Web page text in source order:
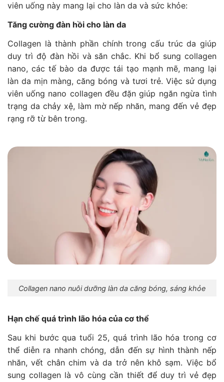
viên uống này mang lại cho làn da và sức khỏe:
Tăng cường đàn hồi cho làn da
Collagen là thành phần chính trong cấu trúc da giúp
duy trì độ đàn hồi và săn chắc. Khi bổ sung collagen
nano, các tế bào da được tái tạo mạnh mẽ, mang lại
làn da mịn màng, căng bóng và tươi trẻ. Việc sử dụng
viên uống nano collagen đều đặn giúp ngăn ngừa tình
trạng da chảy xệ, làm mờ nếp nhăn, mang đến vẻ đẹp
rạng rỡ từ bên trong.
Collagen nano nuôi dưỡng làn da căng bóng, sáng khỏe
Hạn chế quá trình lão hóa của cơ thể
Sau khi bước qua tuổi 25, quá trình lão hóa trong cơ
thể diễn ra nhanh chóng, dẫn đến sự hình thành nếp
nhăn, vết chân chim và da trở nên khô sạm. Việc bổ
sung collagen là vô cùng cần thiết để duy trì vẻ đẹp